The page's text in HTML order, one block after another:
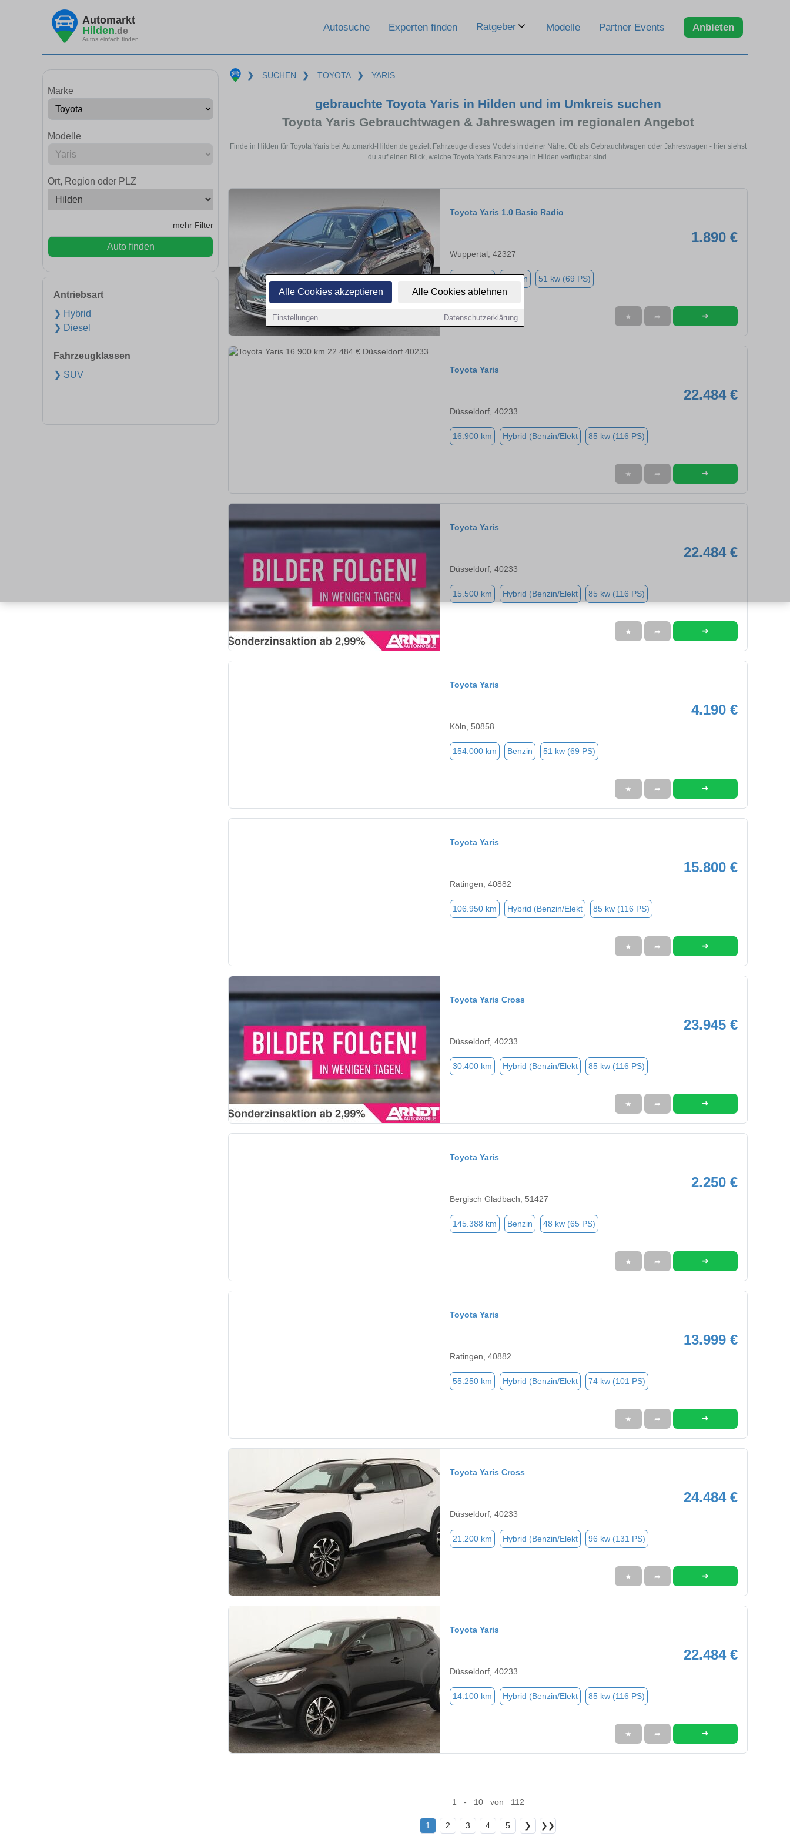
Alle Cookies akzeptieren Alle Cookies ablehnen
Einstellungen Datenschutzerklärung
Automarkt
Hilden.de
Autos einfach finden
Autosuche Experten finden Ratgeber Modelle Partner Events Anbieten
Marke
Modelle
Ort, Region oder PLZ
mehr Filter
Auto finden
Antriebsart
❯ Hybrid
❯ Diesel
Fahrzeugklassen
❯ SUV
❯ SUCHEN ❯ TOYOTA ❯ YARIS
gebrauchte Toyota Yaris in Hilden und im Umkreis suchen
Toyota Yaris Gebrauchtwagen & Jahreswagen im regionalen Angebot
Finde in Hilden für Toyota Yaris bei Automarkt-Hilden.de gezielt Fahrzeuge dieses Models in deiner Nähe. Ob als Gebrauchtwagen oder Jahreswagen - hier siehst
du auf einen Blick, welche Toyota Yaris Fahrzeuge in Hilden verfügbar sind.
Toyota Yaris 1.0 Basic Radio
1.890 €
Wuppertal, 42327
Benzin 51 kw (69 PS)
★ ➦ ➜
Toyota Yaris
22.484 €
Düsseldorf, 40233
16.900 km Hybrid (Benzin/Elekt 85 kw (116 PS)
★ ➦ ➜
Toyota Yaris
22.484 €
Düsseldorf, 40233
15.500 km Hybrid (Benzin/Elekt 85 kw (116 PS)
★ ➦ ➜
Toyota Yaris
4.190 €
Köln, 50858
154.000 km Benzin 51 kw (69 PS)
★ ➦ ➜
Toyota Yaris
15.800 €
Ratingen, 40882
106.950 km Hybrid (Benzin/Elekt 85 kw (116 PS)
★ ➦ ➜
Toyota Yaris Cross
23.945 €
Düsseldorf, 40233
30.400 km Hybrid (Benzin/Elekt 85 kw (116 PS)
★ ➦ ➜
Toyota Yaris
2.250 €
Bergisch Gladbach, 51427
145.388 km Benzin 48 kw (65 PS)
★ ➦ ➜
Toyota Yaris
13.999 €
Ratingen, 40882
55.250 km Hybrid (Benzin/Elekt 74 kw (101 PS)
★ ➦ ➜
Toyota Yaris Cross
24.484 €
Düsseldorf, 40233
21.200 km Hybrid (Benzin/Elekt 96 kw (131 PS)
★ ➦ ➜
Toyota Yaris
22.484 €
Düsseldorf, 40233
14.100 km Hybrid (Benzin/Elekt 85 kw (116 PS)
★ ➦ ➜
1 - 10 von 112
1 2 3 4 5 ❯ ❯❯